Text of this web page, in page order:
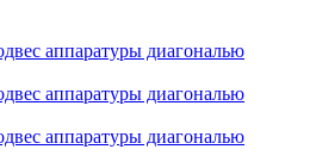
аппаратуры диагональю
аппаратуры диагональю
аппаратуры диагональю